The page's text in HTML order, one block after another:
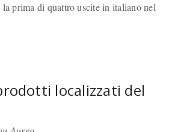
la prima di quattro uscite in italiano nel
localizzati del